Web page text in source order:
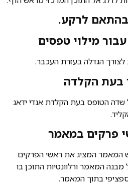
בהתאם לרקע.
מילוי טפסים
לצורך הגדלה בעזרת העכבר.
בעת הקלדה
הטופס בעת הקלדת אנדי ידאג
פרקים במאמר
המציג את ראשי הפרקים
המאמר ורלוונטיות התוכן בו
ספציפי בתוך המאמר.